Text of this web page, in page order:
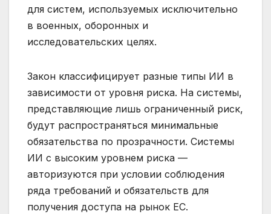
для систем, используемых исключительно
в военных, оборонных и
исследовательских целях.
Закон классифицирует разные типы ИИ в
зависимости от уровня риска. На системы,
представляющие лишь ограниченный риск,
будут распространяться минимальные
обязательства по прозрачности. Системы
ИИ с высоким уровнем риска —
авторизуются при условии соблюдения
ряда требований и обязательств для
получения доступа на рынок ЕС.